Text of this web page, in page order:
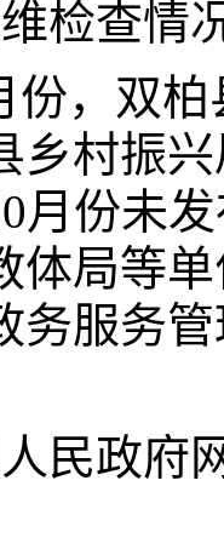
检查情
份，双
乡村振
月份未
体局等
务服务
民政府